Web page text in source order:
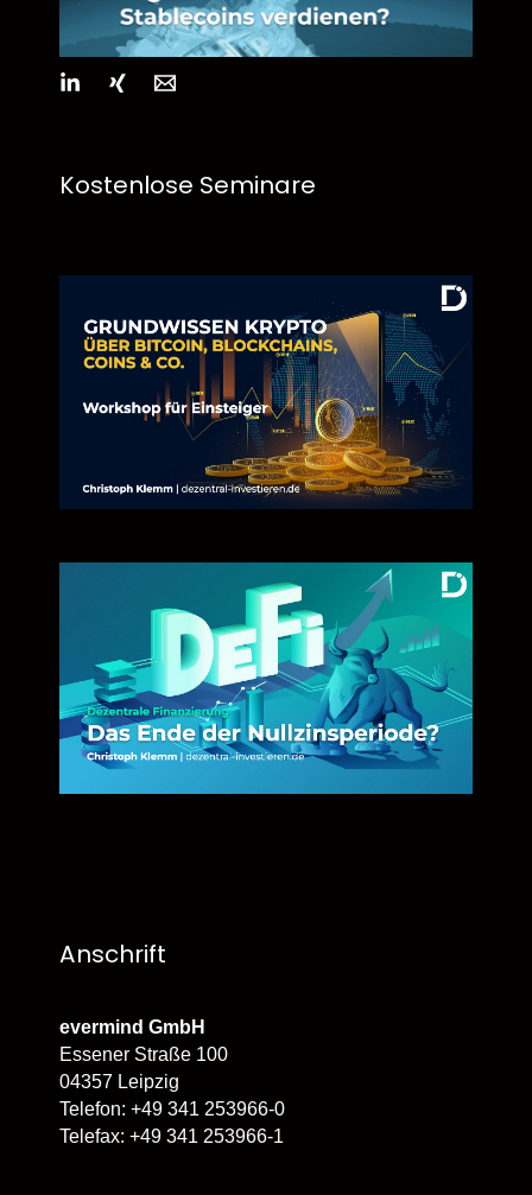
Kostenlose Seminare
Anschrift
evermind GmbH
Essener Straße 100
04357 Leipzig
Telefon: +49 341 253966-0
Telefax: +49 341 253966-1